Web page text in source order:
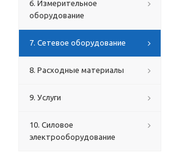
6. Измерительное
оборудование
7. Сетевое оборудование
8. Расходные материалы
9. Услуги
10. Силовое
электрооборудование